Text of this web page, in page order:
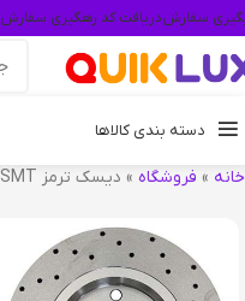
سفارشدریافت کد رهگیری سفارش
دسته بندی کالاها
خانه » فروشگاه » دیسک ترمز SMT سوراخ دار اسپرت چرخ عقب – پژو 206 تیپ 5